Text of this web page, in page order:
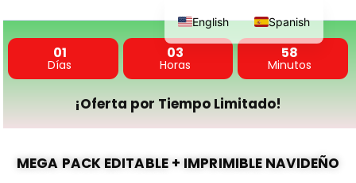
01
Días
03
Horas
58
Minutos
¡Oferta por Tiempo Limitado!
MEGA PACK EDITABLE + IMPRIMIBLE NAVIDEÑO
English Spanish